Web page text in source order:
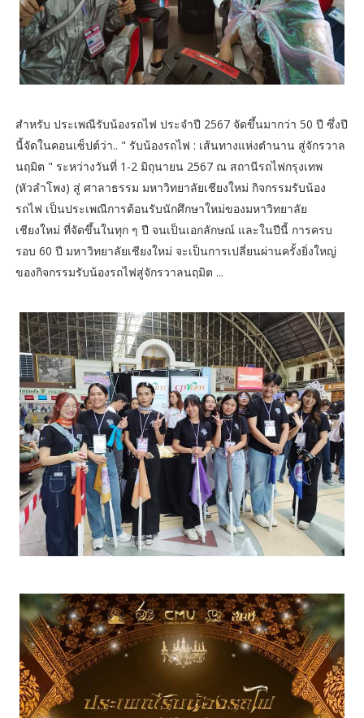
สำหรับ ประเพณีรับน้องรถไฟ ประจำปี 2567 จัดขึ้นมากว่า 50 ปี ซึ่งปี
นี้จัดในคอนเซ็ปต์ว่า.. " รับน้องรถไฟ : เส้นทางแห่งตำนาน สู่จักรวาล
นฤมิต " ระหว่างวันที่ 1-2 มิถุนายน 2567 ณ สถานีรถไฟกรุงเทพ
(หัวลำโพง) สู่ ศาลาธรรม มหาวิทยาลัยเชียงใหม่ กิจกรรมรับน้อง
รถไฟ เป็นประเพณีการต้อนรับนักศึกษาใหม่ของมหาวิทยาลัย
เชียงใหม่ ที่จัดขึ้นในทุก ๆ ปี จนเป็นเอกลักษณ์ และในปีนี้ การครบ
รอบ 60 ปี มหาวิทยาลัยเชียงใหม่ จะเป็นการเปลี่ยนผ่านครั้งยิ่งใหญ่
ของกิจกรรมรับน้องรถไฟสู่จักรวาลนฤมิต ...